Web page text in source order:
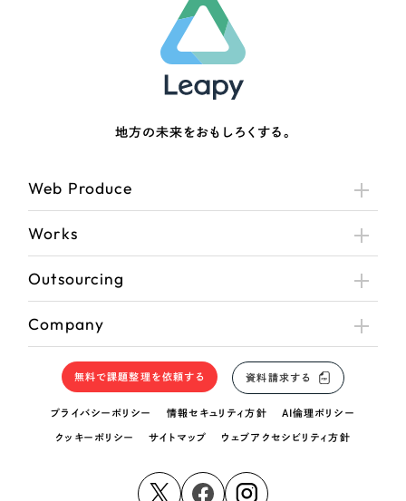
地方の未来をおもしろくする。
Web Produce
Works
Outsourcing
Company
無料で課題整理を依頼する 資料請求する
プライバシーポリシー 情報セキュリティ方針 AI倫理ポリシー
クッキーポリシー サイトマップ ウェブアクセシビリティ方針